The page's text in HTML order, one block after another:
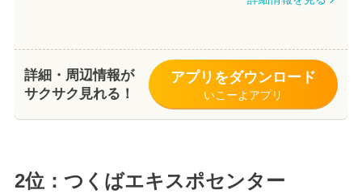
詳細・周辺情報が
サクサク見れる！
アプリをダウンロード
いこーよアプリ
2位：つくばエキスポセンター